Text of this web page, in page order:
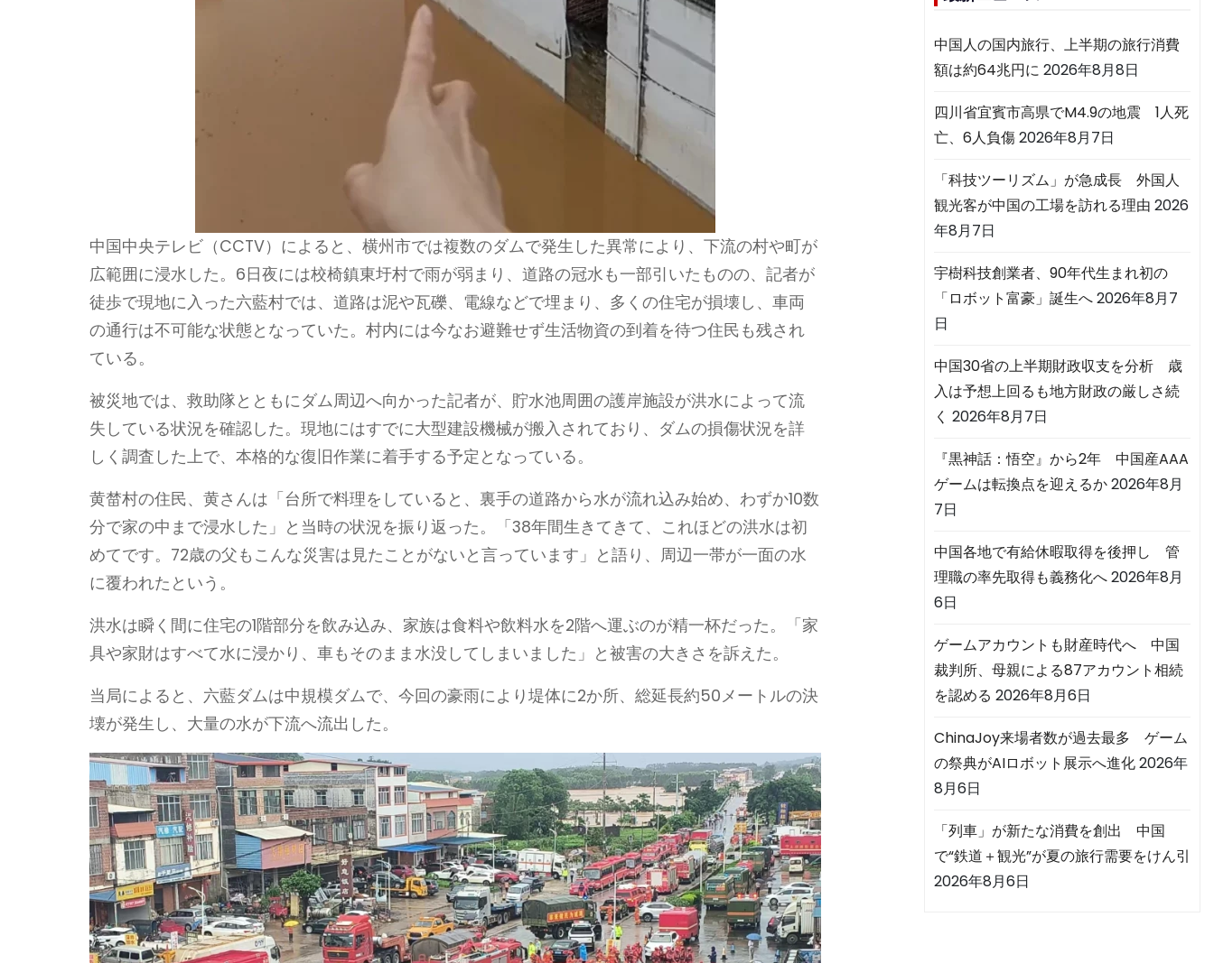
中国中央テレビ（CCTV）によると、横州市では複数のダムで発生した異常により、下流の村や町が
広範囲に浸水した。6日夜には校椅鎮東圩村で雨が弱まり、道路の冠水も一部引いたものの、記者が
徒歩で現地に入った六藍村では、道路は泥や瓦礫、電線などで埋まり、多くの住宅が損壊し、車両
の通行は不可能な状態となっていた。村内には今なお避難せず生活物資の到着を待つ住民も残され
ている。
被災地では、救助隊とともにダム周辺へ向かった記者が、貯水池周囲の護岸施設が洪水によって流
失している状況を確認した。現地にはすでに大型建設機械が搬入されており、ダムの損傷状況を詳
しく調査した上で、本格的な復旧作業に着手する予定となっている。
黄榃村の住民、黄さんは「台所で料理をしていると、裏手の道路から水が流れ込み始め、わずか10数
分で家の中まで浸水した」と当時の状況を振り返った。「38年間生きてきて、これほどの洪水は初
めてです。72歳の父もこんな災害は見たことがないと言っています」と語り、周辺一帯が一面の水
に覆われたという。
洪水は瞬く間に住宅の1階部分を飲み込み、家族は食料や飲料水を2階へ運ぶのが精一杯だった。「家
具や家財はすべて水に浸かり、車もそのまま水没してしまいました」と被害の大きさを訴えた。
当局によると、六藍ダムは中規模ダムで、今回の豪雨により堤体に2か所、総延長約50メートルの決
壊が発生し、大量の水が下流へ流出した。
中国人の国内旅行、上半期の旅行消費
額は約64兆円に 2026年8月8日
四川省宜賓市高県でM4.9の地震 1人死
亡、6人負傷2026年8月7日
「科技ツーリズム」が急成長 外国人
観光客が中国の工場を訪れる理由 2026
年8月7日
宇樹科技創業者、90年代生まれ初の
「ロボット富豪」誕生へ2026年8月7
日
中国30省の上半期財政収支を分析 歳
入は予想上回るも地方財政の厳しさ続
く 2026年8月7日
『黒神話：悟空』から2年 中国産AAA
ゲームは転換点を迎えるか2026年8月
7日
中国各地で有給休暇取得を後押し 管
理職の率先取得も義務化へ2026年8月
6日
ゲームアカウントも財産時代へ 中国
裁判所、母親による87アカウント相続
を認める 2026年8月6日
ChinaJoy来場者数が過去最多 ゲーム
の祭典がAIロボット展示へ進化2026年
8月6日
「列車」が新たな消費を創出 中国
で“鉄道＋観光”が夏の旅行需要をけん引
2026年8月6日